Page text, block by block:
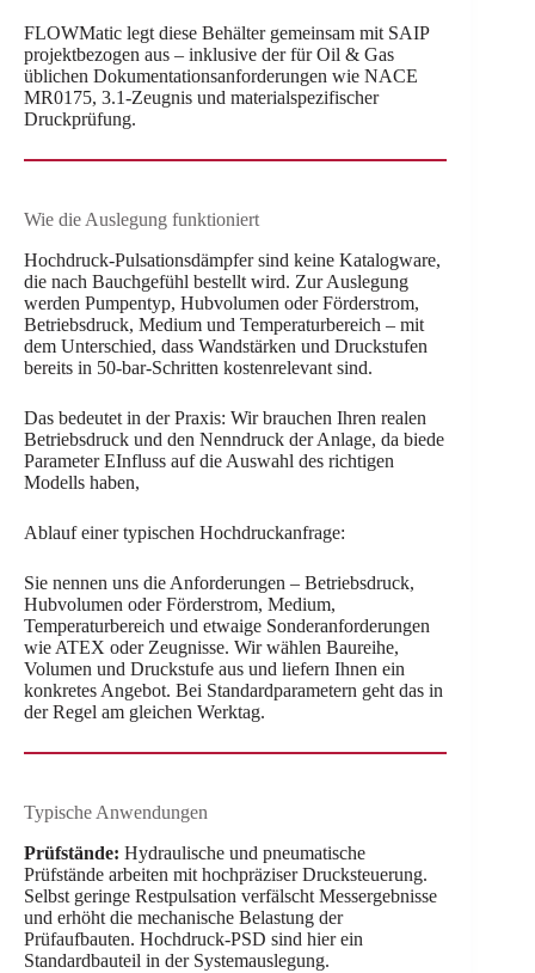
FLOWMatic legt diese Behälter gemeinsam mit SAIP
projektbezogen aus – inklusive der für Oil & Gas
üblichen Dokumentationsanforderungen wie NACE
MR0175, 3.1-Zeugnis und materialspezifischer
Druckprüfung.
Wie die Auslegung funktioniert
Hochdruck-Pulsationsdämpfer sind keine Katalogware,
die nach Bauchgefühl bestellt wird. Zur Auslegung
werden Pumpentyp, Hubvolumen oder Förderstrom,
Betriebsdruck, Medium und Temperaturbereich – mit
dem Unterschied, dass Wandstärken und Druckstufen
bereits in 50-bar-Schritten kostenrelevant sind.
Das bedeutet in der Praxis: Wir brauchen Ihren realen
Betriebsdruck und den Nenndruck der Anlage, da biede
Parameter EInfluss auf die Auswahl des richtigen
Modells haben,
Ablauf einer typischen Hochdruckanfrage:
Sie nennen uns die Anforderungen – Betriebsdruck,
Hubvolumen oder Förderstrom, Medium,
Temperaturbereich und etwaige Sonderanforderungen
wie ATEX oder Zeugnisse. Wir wählen Baureihe,
Volumen und Druckstufe aus und liefern Ihnen ein
konkretes Angebot. Bei Standardparametern geht das in
der Regel am gleichen Werktag.
Typische Anwendungen
Prüfstände: Hydraulische und pneumatische
Prüfstände arbeiten mit hochpräziser Drucksteuerung.
Selbst geringe Restpulsation verfälscht Messergebnisse
und erhöht die mechanische Belastung der
Prüfaufbauten. Hochdruck-PSD sind hier ein
Standardbauteil in der Systemauslegung.